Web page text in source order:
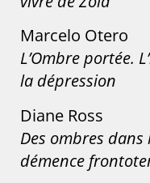
Marcelo Otero
L’Ombre portée.
la dépression
Diane Ross
Des ombres
démence